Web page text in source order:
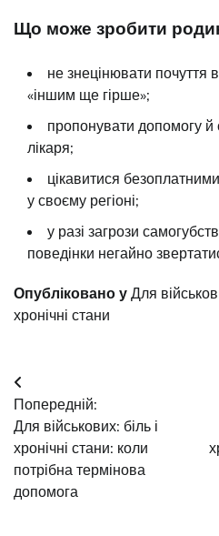
Що може зробити
не знецінювати почуття
«іншим ще гірше»;
пропонувати допомогу й
лікаря;
цікавитися
у своєму регіоні;
у разі загрози
поведінки негайно
Опубліковано у Для
хронічні стани
Навігація
записів
Попередній:
Для військових: біль і
хронічні стани: коли
потрібна термінова
допомога